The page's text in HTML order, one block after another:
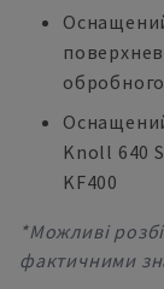
Knoll 640
KF400
*Можливі
фактичними